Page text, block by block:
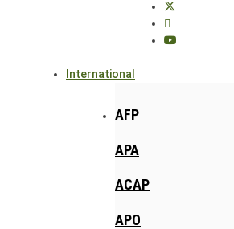
International
AFP
APA
ACAP
APO